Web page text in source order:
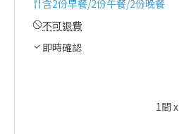
含2份早餐/2份午餐/2份晚餐
不可退費
即時確認
1間 x